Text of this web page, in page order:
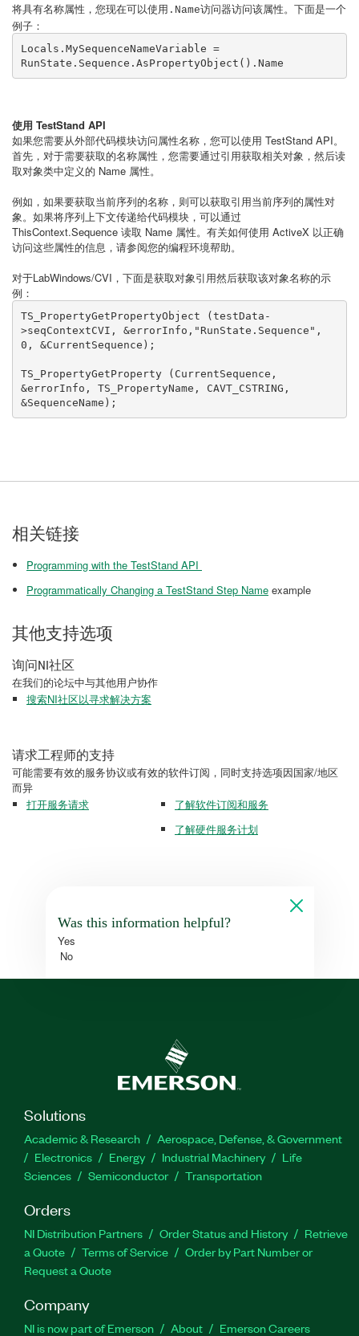
将具有名称属性，您现在可以使用 .Name访问器访问该属性。下面是一个
例子：
Locals.MySequenceNameVariable =
RunState.Sequence.AsPropertyObject().Name
使用 TestStand API
如果您需要从外部代码模块访问属性名称，您可以使用 TestStand API。
首先，对于需要获取的名称属性，您需要通过引用获取相关对象，然后读
取对象类中定义的 Name 属性。
例如，如果要获取当前序列的名称，则可以获取引用当前序列的属性对
象。如果将序列上下文传递给代码模块，可以通过
ThisContext.Sequence 读取 Name 属性。有关如何使用 ActiveX 以正确
访问这些属性的信息，请参阅您的编程环境帮助。
对于LabWindows/CVI，下面是获取对象引用然后获取该对象名称的示
例：
TS_PropertyGetPropertyObject (testData-
>seqContextCVI, &errorInfo,"RunState.Sequence",
0, &CurrentSequence);
TS_PropertyGetProperty (CurrentSequence,
&errorInfo, TS_PropertyName, CAVT_CSTRING,
&SequenceName);
相关链接
Programming with the TestStand API
Programmatically Changing a TestStand Step Name example
其他支持选项
询问NI社区
在我们的论坛中与其他用户协作
搜索NI社区以寻求解决方案
请求工程师的支持
可能需要有效的服务协议或有效的软件订阅，同时支持选项因国家/地区
而异
打开服务请求
了解软件订阅和服务
了解硬件服务计划
Was this information helpful?
Yes
No
Solutions
Academic & Research
Aerospace, Defense, & Government
Electronics
Energy Industrial Machinery
Life
Sciences
Semiconductor Transportation
Orders
NI Distribution Partners Order Status and History
Retrieve
a Quote
Terms of Service
Order by Part Number or
Request a Quote
Company
NI is now part of Emerson About Emerson Careers